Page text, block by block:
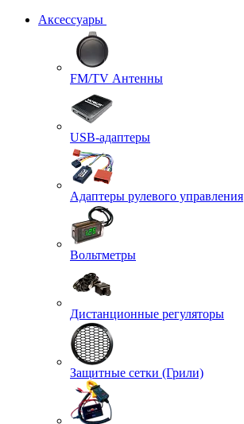
Аксессуары
FM/TV Антенны
USB-адаптеры
Адаптеры рулевого управления
Вольтметры
Дистанционные регуляторы
Защитные сетки (Грили)